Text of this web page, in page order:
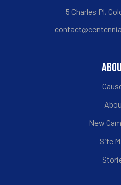
5 Charles Pl,
New
Site